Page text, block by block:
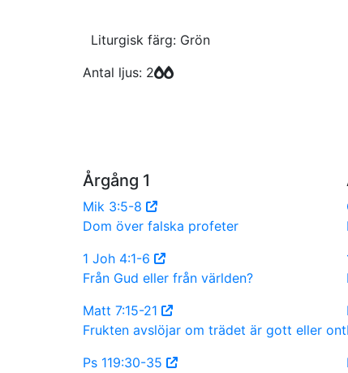
Liturgisk färg: Grön
Antal ljus: 2
Årgång 1
Mik 3:5-8
Dom över falska profeter
1 Joh 4:1-6
Från Gud eller från världen?
Matt 7:15-21
Frukten avslöjar om trädet är gott eller ont
Ps 119:30-35